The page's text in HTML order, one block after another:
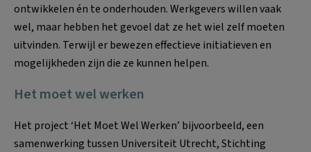
ontwikkelen én te onderhouden. Werkgevers willen vaak
wel, maar hebben het gevoel dat ze het wiel zelf moeten
uitvinden. Terwijl er bewezen effectieve initiatieven en
mogelijkheden zijn die ze kunnen helpen.
Het moet wel werken
Het project ‘Het Moet Wel Werken’ bijvoorbeeld, een
samenwerking tussen Universiteit Utrecht, Stichting